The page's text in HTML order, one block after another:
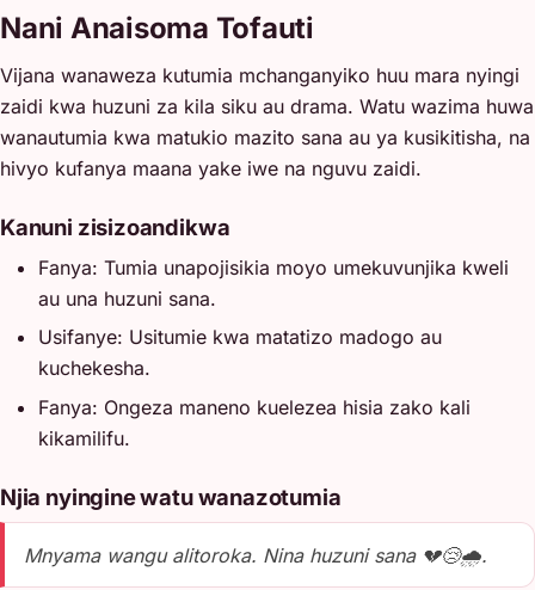
Nani Anaisoma Tofauti
Vijana wanaweza kutumia mchanganyiko huu mara nyingi
zaidi kwa huzuni za kila siku au drama. Watu wazima huwa
wanautumia kwa matukio mazito sana au ya kusikitisha, na
hivyo kufanya maana yake iwe na nguvu zaidi.
Kanuni zisizoandikwa
Fanya: Tumia unapojisikia moyo umekuvunjika kweli
au una huzuni sana.
Usifanye: Usitumie kwa matatizo madogo au
kuchekesha.
Fanya: Ongeza maneno kuelezea hisia zako kali
kikamilifu.
Njia nyingine watu wanazotumia
Mnyama wangu alitoroka. Nina huzuni sana 💔😢🌧️.